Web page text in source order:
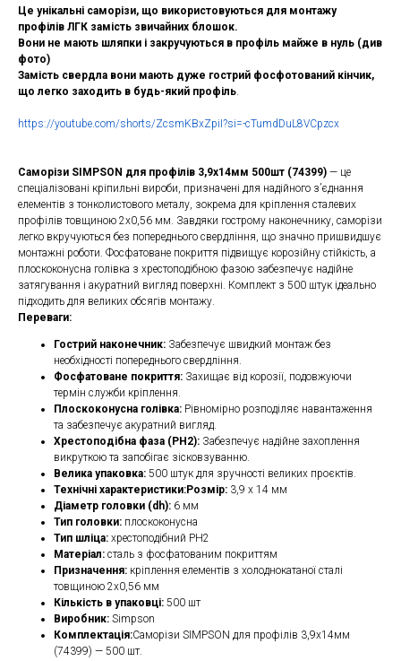
Це унікальні саморізи, що використовуються для монтажу
профілів ЛГК замість звичайних блошок.
Вони не мають шляпки і закручуються в профіль майже в нуль (див
фото)
Замість свердла вони мають дуже гострий фосфотований кінчик,
що легко заходить в будь-який профіль.
https://youtube.com/shorts/ZcsmKBxZpiI?si=-cTumdDuL8VCpzcx
Саморізи SIMPSON для профілів 3,9х14мм 500шт (74399) — це
спеціалізовані кріпильні вироби, призначені для надійного з’єднання
елементів з тонколистового металу, зокрема для кріплення сталевих
профілів товщиною 2х0,56 мм. Завдяки гострому наконечнику, саморізи
легко вкручуються без попереднього свердління, що значно пришвидшує
монтажні роботи. Фосфатоване покриття підвищує корозійну стійкість, а
плоскоконусна голівка з хрестоподібною фазою забезпечує надійне
затягування і акуратний вигляд поверхні. Комплект з 500 штук ідеально
підходить для великих обсягів монтажу.
Переваги:
Гострий наконечник: Забезпечує швидкий монтаж без
необхідності попереднього свердління.
Фосфатоване покриття: Захищає від корозії, подовжуючи
термін служби кріплення.
Плоскоконусна голівка: Рівномірно розподіляє навантаження
та забезпечує акуратний вигляд.
Хрестоподібна фаза (PH2): Забезпечує надійне захоплення
викруткою та запобігає зісковзуванню.
Велика упаковка: 500 штук для зручності великих проєктів.
Технічні характеристики:Розмір: 3,9 х 14 мм
Діаметр головки (dh): 6 мм
Тип головки: плоскоконусна
Тип шліца: хрестоподібний PH2
Матеріал: сталь з фосфатованим покриттям
Призначення: кріплення елементів з холоднокатаної сталі
товщиною 2х0,56 мм
Кількість в упаковці: 500 шт
Виробник: Simpson
Комплектація:Саморізи SIMPSON для профілів 3,9х14мм
(74399) — 500 шт.